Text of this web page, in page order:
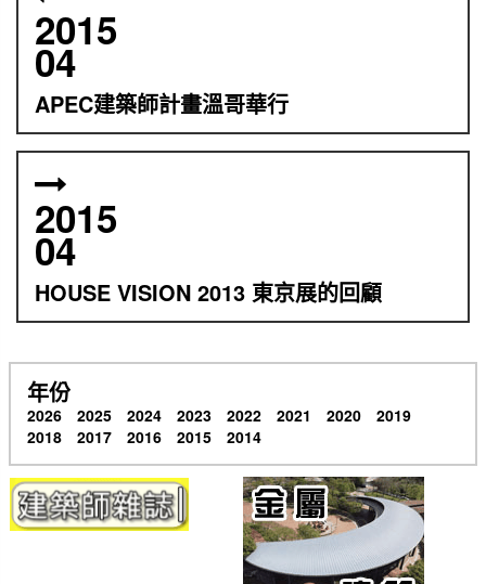
2015
04
APEC建築師計畫溫哥華行
2015
04
HOUSE VISION 2013 東京展的回顧
年份
2026 2025 2024 2023 2022 2021 2020
2019
2018
2017 2016 2015 2014